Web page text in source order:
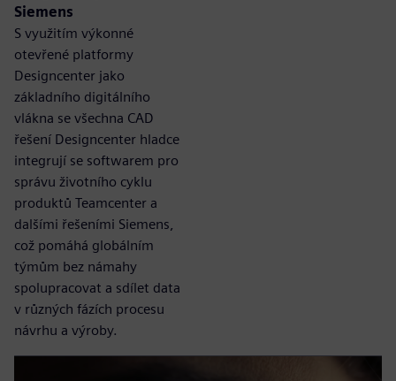
Siemens
S využitím výkonné
otevřené platformy
Designcenter jako
základního digitálního
vlákna se všechna CAD
řešení Designcenter hladce
integrují se softwarem pro
správu životního cyklu
produktů Teamcenter a
dalšími řešeními Siemens,
což pomáhá globálním
týmům bez námahy
spolupracovat a sdílet data
v různých fázích procesu
návrhu a výroby.